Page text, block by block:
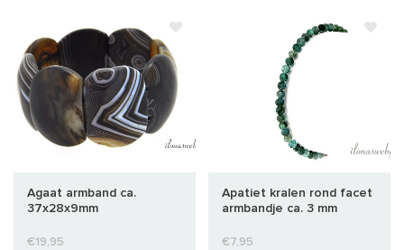
Agaat armband ca.
37x28x9mm
€19,95
Apatiet kralen rond facet
armbandje ca. 3 mm
€7,95